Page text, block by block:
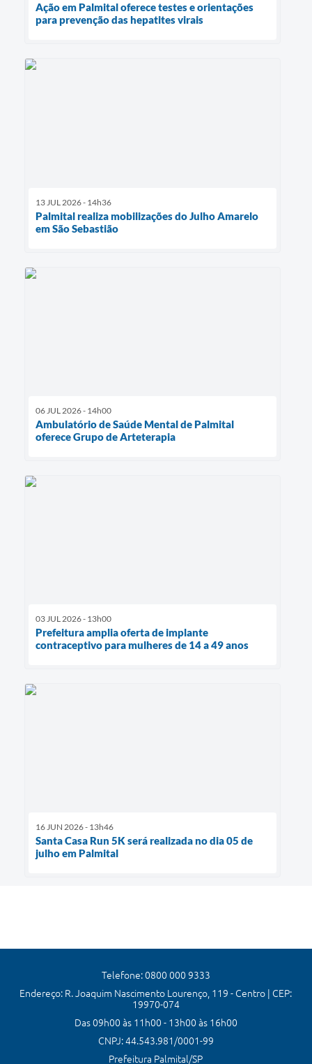
Ação em Palmital oferece testes e orientações
para prevenção das hepatites virais
13 JUL 2026 - 14h36
Palmital realiza mobilizações do Julho Amarelo
em São Sebastião
06 JUL 2026 - 14h00
Ambulatório de Saúde Mental de Palmital
oferece Grupo de Arteterapia
03 JUL 2026 - 13h00
Prefeitura amplia oferta de implante
contraceptivo para mulheres de 14 a 49 anos
16 JUN 2026 - 13h46
Santa Casa Run 5K será realizada no dia 05 de
julho em Palmital
Telefone: 0800 000 9333
Endereço: R. Joaquim Nascimento Lourenço, 119 - Centro | CEP:
19970-074
Das 09h00 às 11h00 - 13h00 às 16h00
CNPJ: 44.543.981/0001-99
Prefeitura Palmital/SP